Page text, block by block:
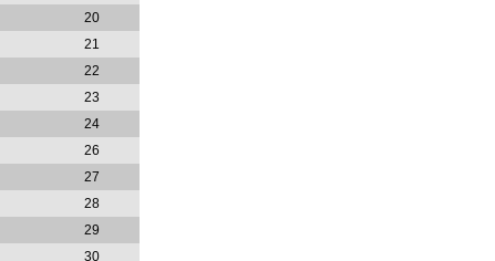
20
21
22
23
24
26
27
28
29
30